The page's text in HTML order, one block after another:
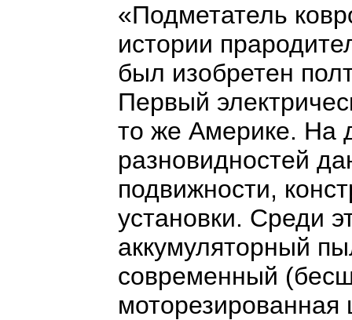
«Подметатель
истории
был изобретен
Первый
то же Америке. На
разновидностей
подвижности,
установки. Среди
аккумуляторный
современный